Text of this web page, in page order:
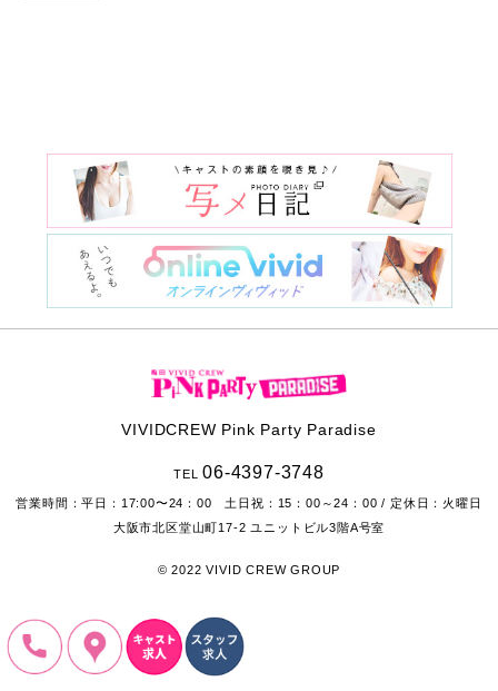
VIVIDCREW Pink Party Paradise
TEL06-4397-3748
営業時間：平日：17:00〜24：00 土日祝：15：00～24：00 / 定休日：火曜日
大阪市北区堂山町17-2 ユニットビル3階A号室
© 2022 VIVID CREW GROUP